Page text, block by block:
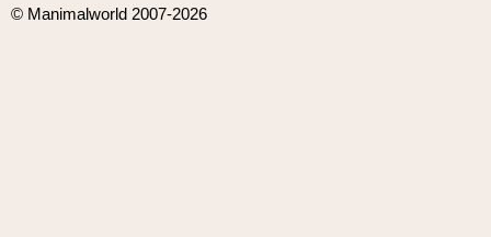
© Manimalworld 2007-2026